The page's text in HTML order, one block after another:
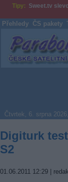
Tipy: Sweet.tv
Přehledy ČS pakety
Čtvrtek, 6. srpna
Digiturk
S2
01.06.2011 12:29 |